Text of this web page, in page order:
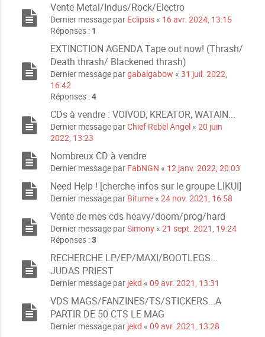
Vente Metal/Indus/Rock/Electro
Dernier message par Eclipsis « 16 avr. 2024, 13:15
Réponses : 1
EXTINCTION AGENDA Tape out now! (Thrash/
Death thrash/ Blackened thrash)
Dernier message pargabalgabow « 31 juil. 2022,
16:42
Réponses :4
CDs à vendre : VOIVOD, KREATOR, WATAIN...
Dernier message parChief Rebel Angel « 20 juin
2022, 13:23
Nombreux CD à vendre
Dernier message par FabNGN « 12 janv. 2022, 20:03
Need Help ! [cherche infos sur le groupe LIKUI]
Dernier message par Bitume « 24 nov. 2021, 16:58
Vente de mes cds heavy/doom/prog/hard
Dernier message parSimony « 21 sept. 2021, 19:24
Réponses :3
RECHERCHE LP/EP/MAXI/BOOTLEGS...
JUDAS PRIEST
Dernier message par jekd « 09 avr. 2021, 13:31
VDS MAGS/FANZINES/TS/STICKERS...A
PARTIR DE 50 CTS LE MAG
Dernier message par jekd « 09 avr. 2021, 13:28